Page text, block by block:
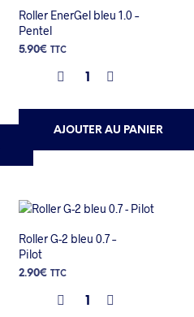
Roller EnerGel bleu 1.0 –
Pentel
5.90€ TTC
AJOUTER AU PANIER
Roller G-2 bleu 0.7 –
Pilot
2.90€ TTC